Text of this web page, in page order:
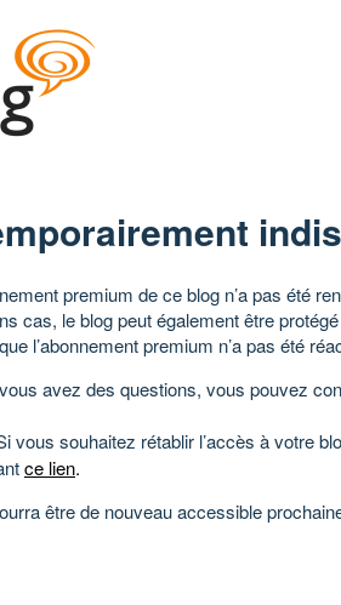
premium de ce blog n’a pas été
cas, le blog peut également être
l’abonnement premium n’a pas été
avez des questions, vous pouvez
vous souhaitez rétablir l’accès à votre
ce lien.
être de nouveau accessible